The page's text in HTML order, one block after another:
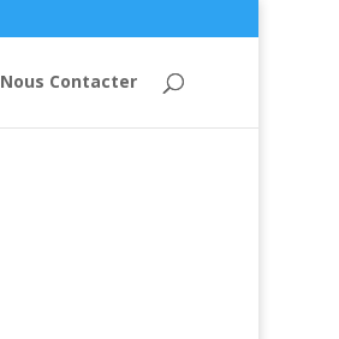
Nous Contacter